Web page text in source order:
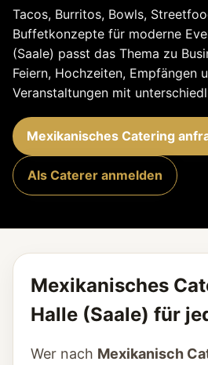
Tacos, Burritos, Bowls,
Buffetkonzepte für moderne
(Saale) passt das Thema zu
Feiern, Hochzeiten, Empfängen
Veranstaltungen mit
Mexikanisches Catering
Als Caterer anmelden
Mexikanisches
Halle (Saale) für
Wer nach Mexikanisch